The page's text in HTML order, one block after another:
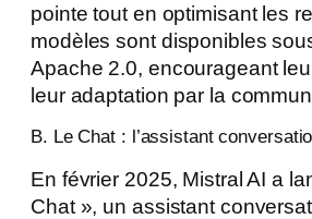
pointe tout en optimisant les
modèles sont disponibles
Apache 2.0, encourageant
leur adaptation par la
B. Le Chat : l’assistant
En février 2025, Mistral AI a
Chat », un assistant